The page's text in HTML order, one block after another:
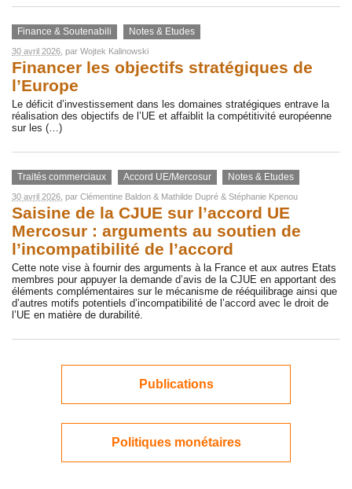
Finance & Soutenabili Notes & Etudes
30 avril 2026 , par Wojtek Kalinowski
Financer les objectifs stratégiques de
l’Europe
Le déficit d’investissement dans les domaines stratégiques entrave la
réalisation des objectifs de l’UE et affaiblit la compétitivité européenne
sur les (…)
Traités commerciaux Accord UE/Mercosur Notes & Etudes
30 avril 2026 , par Clémentine Baldon & Mathilde Dupré & Stéphanie Kpenou
Saisine de la CJUE sur l’accord UE
Mercosur : arguments au soutien de
l’incompatibilité de l’accord
Cette note vise à fournir des arguments à la France et aux autres Etats
membres pour appuyer la demande d’avis de la CJUE en apportant des
éléments complémentaires sur le mécanisme de rééquilibrage ainsi que
d’autres motifs potentiels d’incompatibilité de l’accord avec le droit de
l’UE en matière de durabilité.
Publications
Politiques monétaires